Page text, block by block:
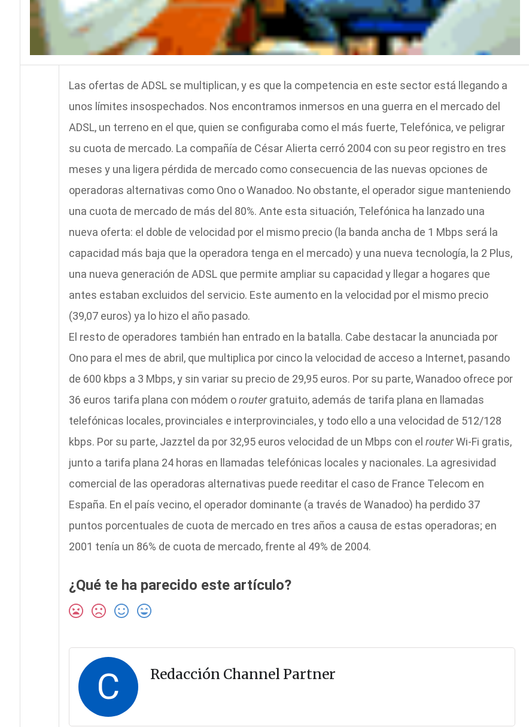
Las ofertas de ADSL se multiplican, y es que la competencia en este sector está llegando a
unos límites insospechados. Nos encontramos inmersos en una guerra en el mercado del
ADSL, un terreno en el que, quien se configuraba como el más fuerte, Telefónica, ve peligrar
su cuota de mercado. La compañía de César Alierta cerró 2004 con su peor registro en tres
meses y una ligera pérdida de mercado como consecuencia de las nuevas opciones de
operadoras alternativas como Ono o Wanadoo. No obstante, el operador sigue manteniendo
una cuota de mercado de más del 80%. Ante esta situación, Telefónica ha lanzado una
nueva oferta: el doble de velocidad por el mismo precio (la banda ancha de 1 Mbps será la
capacidad más baja que la operadora tenga en el mercado) y una nueva tecnología, la 2 Plus,
una nueva generación de ADSL que permite ampliar su capacidad y llegar a hogares que
antes estaban excluidos del servicio. Este aumento en la velocidad por el mismo precio
(39,07 euros) ya lo hizo el año pasado.
El resto de operadores también han entrado en la batalla. Cabe destacar la anunciada por
Ono para el mes de abril, que multiplica por cinco la velocidad de acceso a Internet, pasando
de 600 kbps a 3 Mbps, y sin variar su precio de 29,95 euros. Por su parte, Wanadoo ofrece por
36 euros tarifa plana con módem oroutergratuito, además de tarifa plana en llamadas
telefónicas locales, provinciales e interprovinciales, y todo ello a una velocidad de 512/128
kbps. Por su parte, Jazztel da por 32,95 euros velocidad de un Mbps con el routerWi-Fi gratis,
junto a tarifa plana 24 horas en llamadas telefónicas locales y nacionales. La agresividad
comercial de las operadoras alternativas puede reeditar el caso de France Telecom en
España. En el país vecino, el operador dominante (a través de Wanadoo) ha perdido 37
puntos porcentuales de cuota de mercado en tres años a causa de estas operadoras; en
2001 tenía un 86% de cuota de mercado, frente al 49% de 2004.
¿Qué te ha parecido este artículo?
C Redacción Channel Partner